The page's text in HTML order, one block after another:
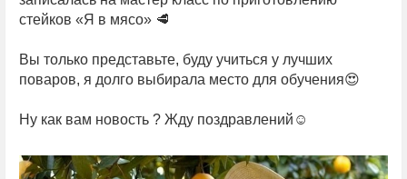
стейков «Я в мясо» 🥩
Вы только представьте, буду учиться у лучших
поваров, я долго выбирала место для обучения😍
Ну как вам новость ? Жду поздравлений☺